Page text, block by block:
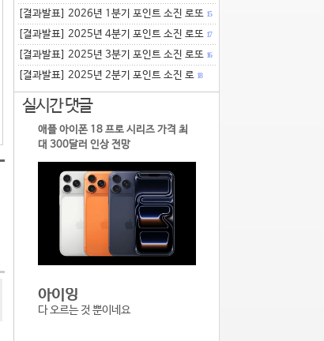
[결과발표] 2026년 1분기 포인트 소진 로또 15
[결과발표] 2025년 4분기 포인트 소진 로또 17
[결과발표] 2025년 3분기 포인트 소진 로또 16
[결과발표] 2025년 2분기 포인트 소진 로 18
실시간 댓글
애플 아이폰 18 프로 시리즈 가격 최
대 300달러 인상 전망
아이잉
다 오르는 것 뿐이네요